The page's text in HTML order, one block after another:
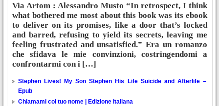
Via Artom : Alessandro Musto “In retrospect, I think
what bothered me most about this book was its ebook
to deliver on its promises, like a door that’s locked
and barred, refusing to yield its secrets, leaving me
feeling frustrated and unsatisfied.” Era un romanzo
che sfidava le mie convinzioni, costringendomi a
confrontarmi con i […]
Stephen Lives! My Son Stephen His Life Suicide and Afterlife –
Epub
Chiamami col tuo nome | Edizione Italiana